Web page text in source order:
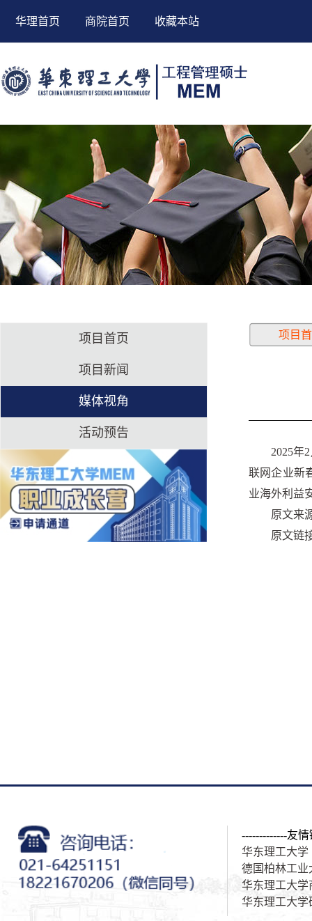
华理首页 商院首页 收藏本站
项目首页
项目新闻
媒体视角
活动预告
项目
2025年
联网企业新
业海外利益
原文来
原文链
-------------友
华东理工大学
德国柏林工业
华东理工大学
华东理工大学